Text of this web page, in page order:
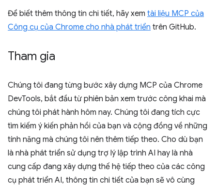
Để biết thêm thông tin chi tiết, hãy xem tài liệu MCP của
Công cụ của Chrome cho nhà phát triển trên GitHub.
Tham gia
Chúng tôi đang từng bước xây dựng MCP của Chrome
DevTools, bắt đầu từ phiên bản xem trước công khai mà
chúng tôi phát hành hôm nay. Chúng tôi đang tích cực
tìm kiếm ý kiến phản hồi của bạn và cộng đồng về những
tính năng mà chúng tôi nên thêm tiếp theo. Cho dù bạn
là nhà phát triển sử dụng trợ lý lập trình AI hay là nhà
cung cấp đang xây dựng thế hệ tiếp theo của các công
cụ phát triển AI, thông tin chi tiết của bạn sẽ vô cùng